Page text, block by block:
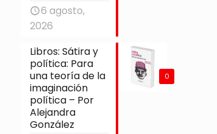
6 agosto,
2026
0
Libros: Sátira y
política: Para
una teoría de la
imaginación
política – Por
Alejandra
González